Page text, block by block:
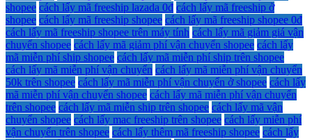
shopee cách lấy mã freeship lazada 0đ cách lấy mã freeship ở
shopee cách lấy mã freeship shopee cách lấy mã freeship shopee 0đ
cách lấy mã freeship shopee trên máy tính cách lấy mã giảm giá vận
chuyển shopee cách lấy mã giảm phí vận chuyển shopee cách lấy
mã miễn phí ship shopee cách lấy mã miễn phí ship trên shopee
cách lấy mã miễn phí vận chuyển cách lấy mã miễn phí vận chuyển
50k trên shopee cách lấy mã miễn phí vận chuyển ở shopee cách lấy
mã miễn phí vận chuyển shopee cách lấy mã miễn phí vận chuyển
trên shopee cách lấy mã miễn ship trên shopee cách lấy mã vận
chuyển shopee cách lấy mac freeship trên shopee cách lấy miễn phí
vận chuyển trên shopee cách lấy thêm mã freeship shopee cách lấy